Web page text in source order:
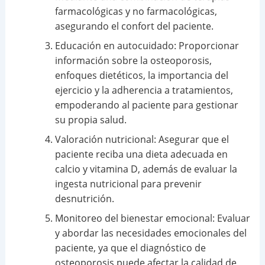
farmacológicas y no farmacológicas,
asegurando el confort del paciente.
Educación en autocuidado: Proporcionar
información sobre la osteoporosis,
enfoques dietéticos, la importancia del
ejercicio y la adherencia a tratamientos,
empoderando al paciente para gestionar
su propia salud.
Valoración nutricional: Asegurar que el
paciente reciba una dieta adecuada en
calcio y vitamina D, además de evaluar la
ingesta nutricional para prevenir
desnutrición.
Monitoreo del bienestar emocional: Evaluar
y abordar las necesidades emocionales del
paciente, ya que el diagnóstico de